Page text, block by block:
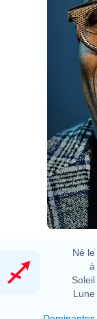
Né le
à
Soleil
Lune